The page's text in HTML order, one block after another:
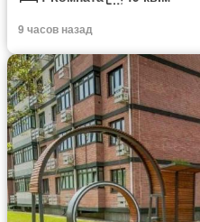
9 часов назад